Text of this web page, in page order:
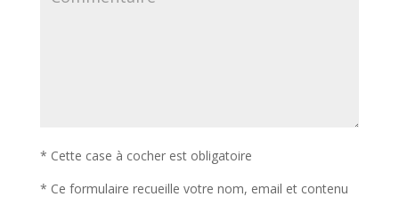
* Cette case à cocher est obligatoire
* Ce formulaire recueille votre nom, email et contenu